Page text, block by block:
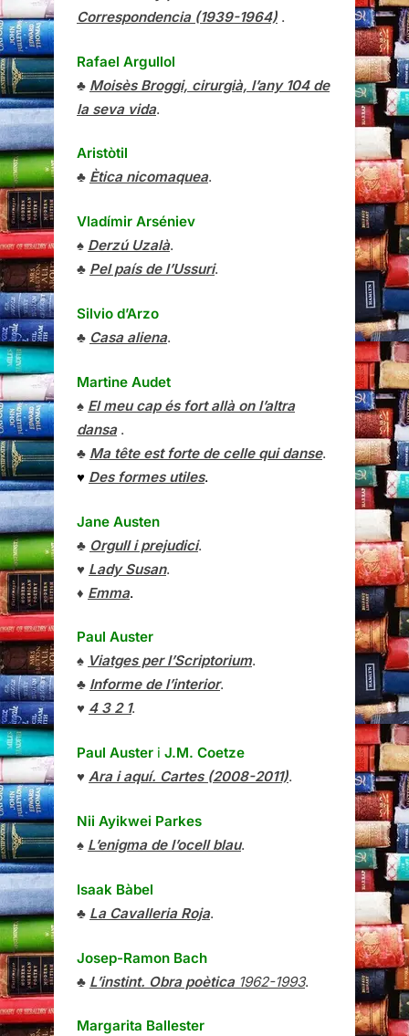
Correspondencia (1939-1964) .
Rafael Argullol
♣ Moisès Broggi, cirurgià, l’any 104 de
la seva vida.
Aristòtil
♣ Ètica nicomaquea.
Vladímir Arséniev
♠ Derzú Uzalà.
♣ Pel país de l’Ussuri.
Silvio d’Arzo
♣ Casa aliena.
Martine Audet
♠ El meu cap és fort allà on l’altra
dansa.
♣ Ma tête est forte de celle qui danse.
♥ Des formes utiles.
Jane Austen
♣ Orgull i prejudici.
♥ Lady Susan.
♦ Emma.
Paul Auster
♠ Viatges per l’Scriptorium.
♣ Informe de l’interior.
♥ 4 3 2 1.
Paul Auster i J.M. Coetze
♥ Ara i aquí. Cartes (2008-2011).
Nii Ayikwei Parkes
♠ L’enigma de l’ocell blau.
Isaak Bàbel
♣ La Cavalleria Roja.
Josep-Ramon Bach
♣ L’instint. Obra poètica1962-1993.
Margarita Ballester